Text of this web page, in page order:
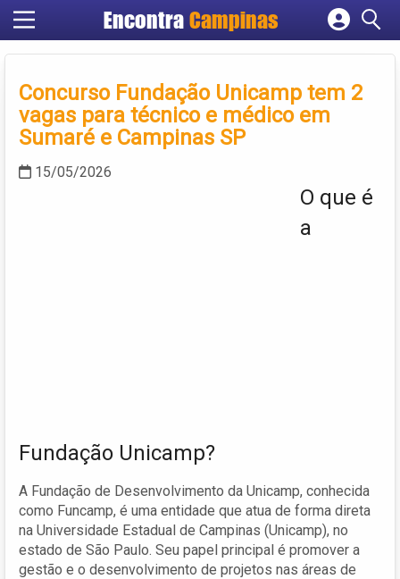
Encontra Campinas
Cadastrar empresa
Criar conta
Concurso Fundação Unicamp tem 2
vagas para técnico e médico em
Sumaré e Campinas SP
15/05/2026
O que é
a
Fundação Unicamp?
A Fundação de Desenvolvimento da Unicamp, conhecida
como Funcamp, é uma entidade que atua de forma direta
na Universidade Estadual de Campinas (Unicamp), no
estado de São Paulo. Seu papel principal é promover a
gestão e o desenvolvimento de projetos nas áreas de